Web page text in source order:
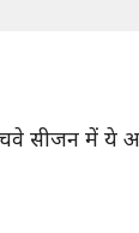
सीजन में ये